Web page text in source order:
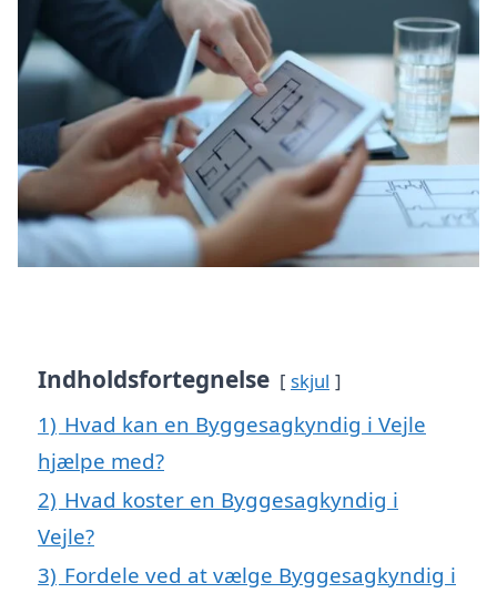
Indholdsfortegnelse skjul
1) Hvad kan en Byggesagkyndig i Vejle
hjælpe med?
2) Hvad koster en Byggesagkyndig i
Vejle?
3) Fordele ved at vælge Byggesagkyndig i